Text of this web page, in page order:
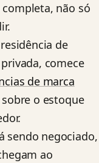
não só
de
comece
de marca
o estoque
sendo negociado,
ao